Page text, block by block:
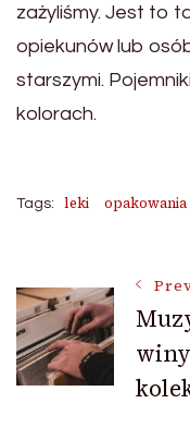
zażyliśmy. Jest to
opiekunów lub
starszymi.
kolorach.
Tags: leki opakowania
Post